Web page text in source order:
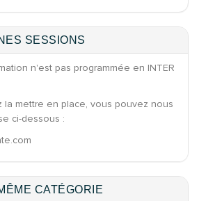
SESSIONS
n'est pas programmée en INTER
la mettre en place, vous pouvez nous
ci-dessous :
CATÉGORIE